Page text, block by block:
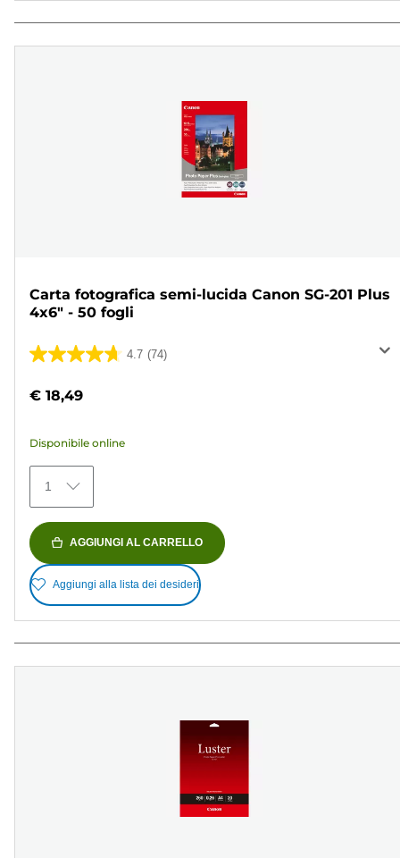
Carta fotografica semi-lucida Canon SG-201 Plus
4x6" - 50 fogli
4.7 (74)
4.7
5
74
recensioni
€ 18,49
Disponibile online
1
AGGIUNGI AL CARRELLO
Aggiungi alla lista dei desideri